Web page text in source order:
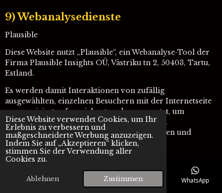
Diese Website verwendet Cookies, um Ihr
Erlebnis zu verbessern und
maßgeschneiderte Werbung anzuzeigen.
Indem Sie auf „Akzeptieren“ klicken,
stimmen Sie der Verwendung aller
Cookies zu.
Ablehnen Zustimmen
9) Webanalysedienste
Plausible
Diese Website nutzt „Plausible“, ein Webanalyse-Tool der
Firma Plausible Insights OÜ, Västriku tn 2, 50403, Tartu,
Estland.
Es werden damit Interaktionen von zufällig
ausgewählten, einzelnen Besuchern mit der Internetseite
anonymisiert aufgezeichnet und ausgewertet, um
Informationen über die Seitennutzung (etwa
Besucherzahlen, Seitenaufrufe, Absprungraten und
Verweildauer) zu erheben.
Zu keinem Zeitpunkt werden dabei personenbezogene
Daten verarbeitet. Plausible erhebt bei der Nutzung dieser
Internetseite ausschließlich nicht personenbezogene
E-Mail Telefon Karte Instagram WhatsApp